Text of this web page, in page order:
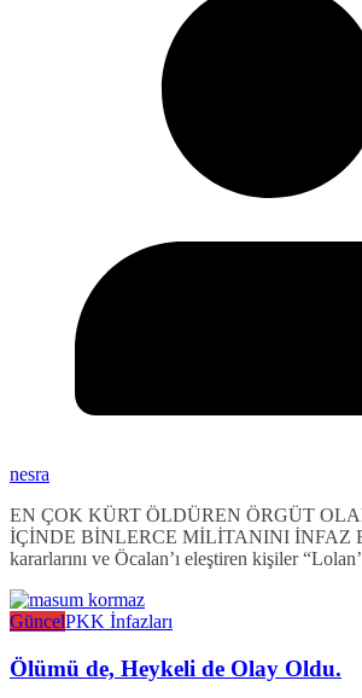
nesra
EN ÇOK KÜRT ÖLDÜREN ÖRGÜT
İÇİNDE BİNLERCE MİLİTANINI İNFAZ
kararlarını ve Öcalan’ı eleştiren kişiler
GüncelPKK İnfazları
Ölümü de, Heykeli de Olay Oldu.